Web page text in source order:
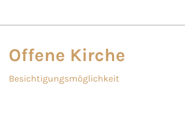
Offene Kirche
Besichtigungsmöglichkeit